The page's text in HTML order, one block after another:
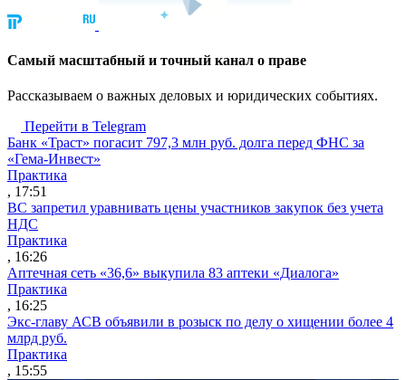
Cамый масштабный и точный канал о праве
Рассказываем о важных деловых и юридических событиях.
Перейти в Telegram
Банк «Траст» погасит 797,3 млн руб. долга перед ФНС за
«Гема-Инвест»
Практика
, 17:51
ВС запретил уравнивать цены участников закупок без учета
НДС
Практика
, 16:26
Аптечная сеть «36,6» выкупила 83 аптеки «Диалога»
Практика
, 16:25
Экс-главу АСВ объявили в розыск по делу о хищении более 4
млрд руб.
Практика
, 15:55